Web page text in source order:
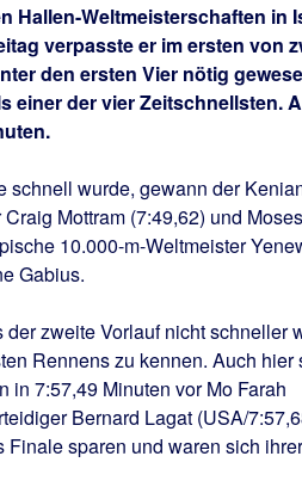
Hallen-Weltmeisterschaften in
verpasste er im ersten von
den ersten Vier nötig
einer der vier Zeitschnellsten.
schnell wurde, gewann der
Mottram (7:49,62) und
10.000-m-Weltmeister
Gabius.
zweite Vorlauf nicht schneller
Rennens zu kennen. Auch hier
in 7:57,49 Minuten vor Mo Farah
Bernard Lagat (USA/
sparen und waren sich